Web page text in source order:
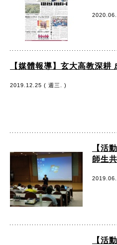
【媒體報導】玄大高教深耕
2019.12.25 ( 週三. )
【活
師生
【活